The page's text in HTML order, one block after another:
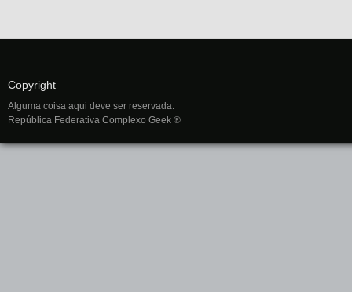
Copyright
Alguma coisa aqui deve ser reservada.
República Federativa Complexo Geek ®